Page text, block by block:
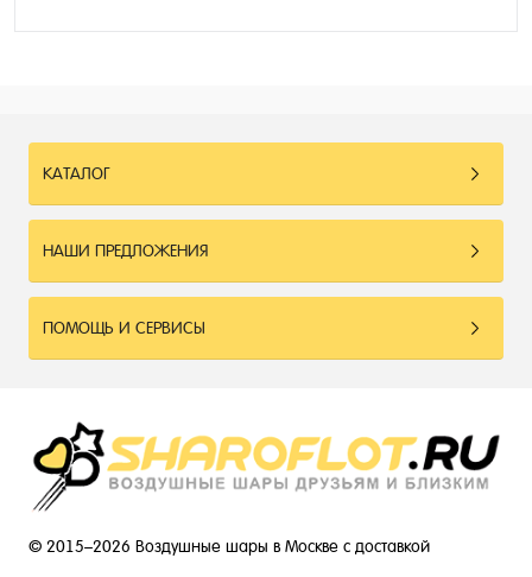
КАТАЛОГ
НАШИ ПРЕДЛОЖЕНИЯ
ПОМОЩЬ И СЕРВИСЫ
© 2015–2026 Воздушные шары в Москве с доставкой